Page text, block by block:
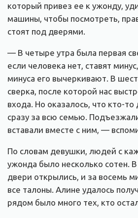
который привез ее к ужонду,
машины, чтобы посмотреть,
стоят под дверями.
— В четыре утра была первая
если человека нет, ставят
минуса его вычеркивают. В
сверка, после которой нас
входа. Но оказалось, что кто-
сразу за всю семью.
вставали вместе с ним, —
По словам девушки, людей с
ужонда было несколько сотен.
двери открылись, и за восемь
все талоны. Алине удалось
рядом было много тех, кто